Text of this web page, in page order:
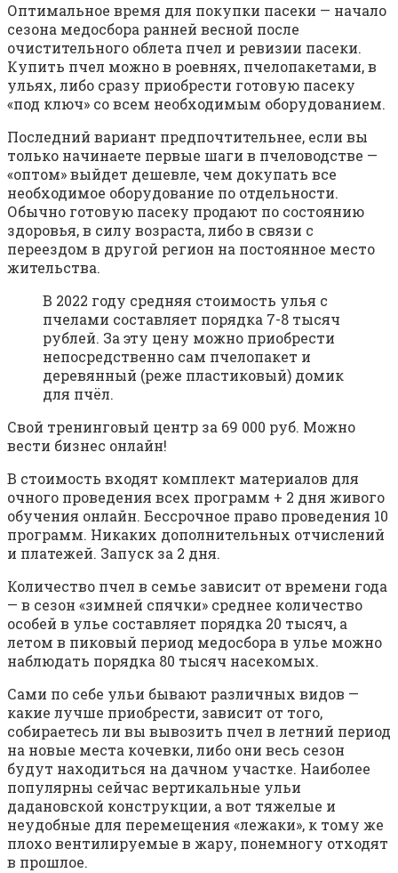
Оптимальное время для покупки пасеки — начало
сезона медосбора ранней весной после
очистительного облета пчел и ревизии пасеки.
Купить пчел можно в роевнях, пчелопакетами, в
ульях, либо сразу приобрести готовую пасеку
«под ключ» со всем необходимым оборудованием.
Последний вариант предпочтительнее, если вы
только начинаете первые шаги в пчеловодстве —
«оптом» выйдет дешевле, чем докупать все
необходимое оборудование по отдельности.
Обычно готовую пасеку продают по состоянию
здоровья, в силу возраста, либо в связи с
переездом в другой регион на постоянное место
жительства.
В 2022 году средняя стоимость улья с
пчелами составляет порядка 7-8 тысяч
рублей. За эту цену можно приобрести
непосредственно сам пчелопакет и
деревянный (реже пластиковый) домик
для пчёл.
Свой тренинговый центр за 69 000 руб. Можно
вести бизнес онлайн!
В стоимость входят комплект материалов для
очного проведения всех программ + 2 дня живого
обучения онлайн. Бессрочное право проведения 10
программ. Никаких дополнительных отчислений
и платежей. Запуск за 2 дня.
Количество пчел в семье зависит от времени года
— в сезон «зимней спячки» среднее количество
особей в улье составляет порядка 20 тысяч, а
летом в пиковый период медосбора в улье можно
наблюдать порядка 80 тысяч насекомых.
Сами по себе ульи бывают различных видов —
какие лучше приобрести, зависит от того,
собираетесь ли вы вывозить пчел в летний период
на новые места кочевки, либо они весь сезон
будут находиться на дачном участке. Наиболее
популярны сейчас вертикальные ульи
дадановской конструкции, а вот тяжелые и
неудобные для перемещения «лежаки», к тому же
плохо вентилируемые в жару, понемногу отходят
в прошлое.